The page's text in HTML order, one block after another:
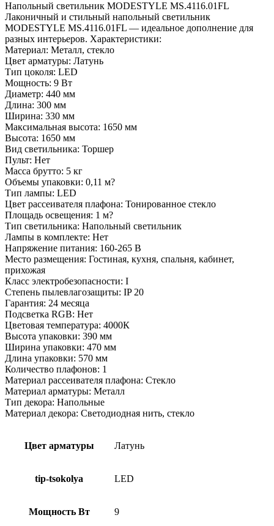
Напольный светильник MODESTYLE MS.4116.01FL
Лаконичный и стильный напольный светильник
MODESTYLE MS.4116.01FL — идеальное дополнение для
разных интерьеров. Характеристики:
Материал: Металл, стекло
Цвет арматуры: Латунь
Тип цоколя: LED
Мощность: 9 Вт
Диаметр: 440 мм
Длина: 300 мм
Ширина: 330 мм
Максимальная высота: 1650 мм
Высота: 1650 мм
Вид светильника: Торшер
Пульт: Нет
Масса брутто: 5 кг
Объемы упаковки: 0,11 м?
Тип лампы: LED
Цвет рассеивателя плафона: Тонированное стекло
Площадь освещения: 1 м?
Тип светильника: Напольный светильник
Лампы в комплекте: Нет
Напряжение питания: 160-265 В
Место размещения: Гостиная, кухня, спальня, кабинет,
прихожая
Класс электробезопасности: I
Степень пылевлагозащиты: IP 20
Гарантия: 24 месяца
Подсветка RGB: Нет
Цветовая температура: 4000К
Высота упаковки: 390 мм
Ширина упаковки: 470 мм
Длина упаковки: 570 мм
Количество плафонов: 1
Материал рассеивателя плафона: Стекло
Материал арматуры: Металл
Тип декора: Напольные
Материал декора: Светодиодная нить, стекло
Цвет арматуры Латунь
tip-tsokolya LED
Мощность Вт 9